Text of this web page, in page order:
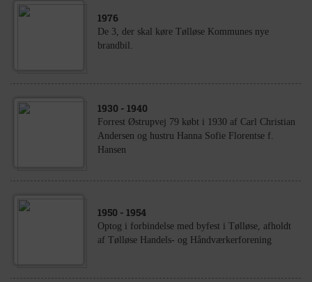
1976
De 3, der skal køre Tølløse Kommunes nye
brandbil.
1930 - 1940
Forrest Østrupvej 79 købt i 1930 af Carl Christian
Andersen og hustru Hanna Sofie Florentse f.
Hansen
1950 - 1954
Optog i forbindelse med byfest i Tølløse, afholdt
af Tølløse Handels- og Håndværkerforening